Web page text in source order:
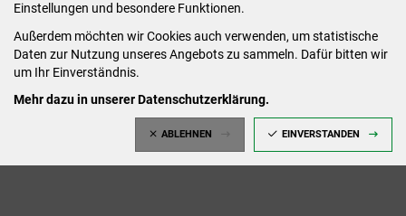
Einstellungen und besondere Funktionen.
Außerdem möchten wir Cookies auch verwenden, um statistische
Daten zur Nutzung unseres Angebots zu sammeln. Dafür bitten wir
um Ihr Einverständnis.
Mehr dazu in unserer Datenschutzerklärung.
ABLEHNEN EINVERSTANDEN
Montag: 09:00-12:00 /14:00-15:00 Uhr
Dienstag: 09:00-12:00 /14:00-16:00 Uhr
Mittwoch: 09:00 - 12:00 Uhr (nach vorheriger
Donnerstag: 09:00-12:00 /14:00-18:00 Uhr
Freitag: 09:00-12:00 Uhr